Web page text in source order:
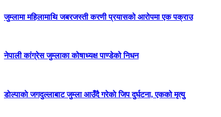
जुम्लामा महिलामाथि जबरजस्ती करणी प्रयासको आरोपमा एक पक्राउ
नेपाली कांग्रेस जुम्लाका कोषाध्यक्ष पाण्डेको निधन
डाेल्पाकाे जगदुल्लाबाट जुम्ला आउँदै गरेकाे जिप दुर्घटना, एकको मृत्यु